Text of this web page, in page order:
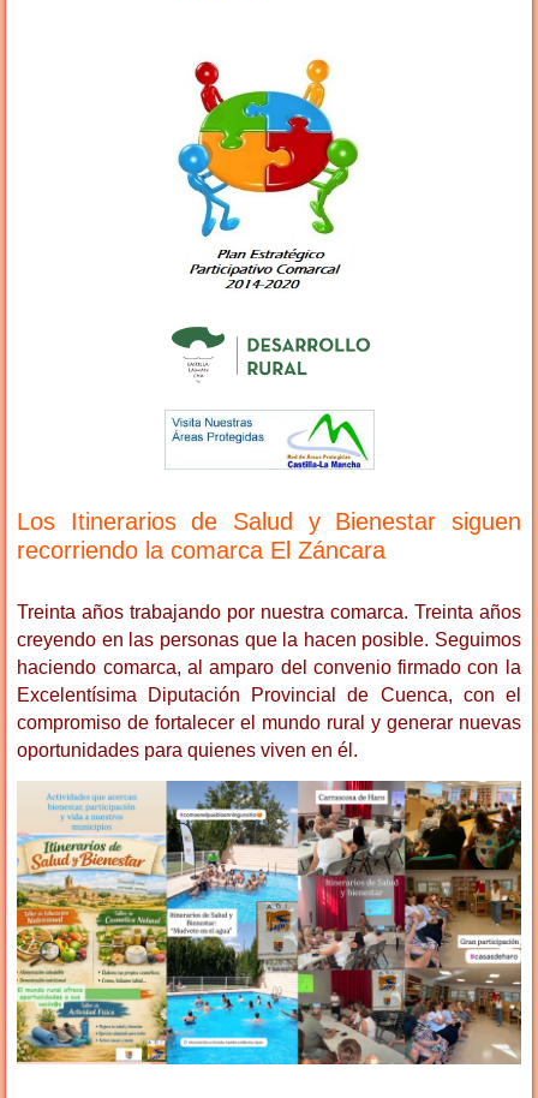
Los Itinerarios de Salud y Bienestar siguen
recorriendo la comarca El Záncara
Treinta años trabajando por nuestra comarca. Treinta años
creyendo en las personas que la hacen posible. Seguimos
haciendo comarca, al amparo del convenio firmado con la
Excelentísima Diputación Provincial de Cuenca, con el
compromiso de fortalecer el mundo rural y generar nuevas
oportunidades para quienes viven en él.